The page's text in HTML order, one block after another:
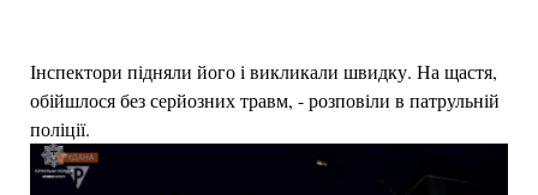
Інспектори підняли його і викликали швидку. На щастя,
обійшлося без серйозних травм, - розповіли в патрульній
поліції.